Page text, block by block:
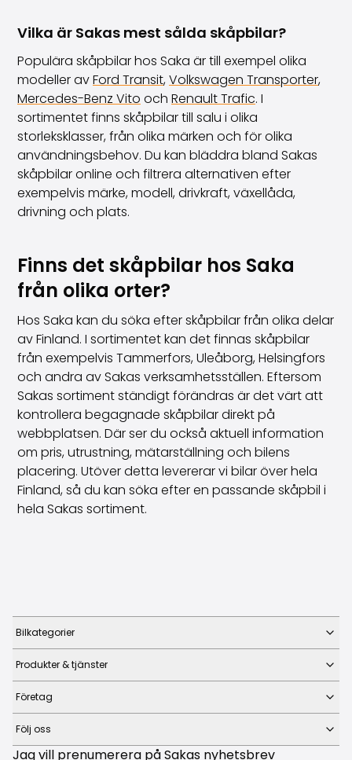
Vilka är Sakas mest sålda skåpbilar?
Populära skåpbilar hos Saka är till exempel olika
modeller avFord Transit,Volkswagen Transporter,
Mercedes-Benz Vito och Renault Trafic. I
sortimentet finns skåpbilar till salu i olika
storleksklasser, från olika märken och för olika
användningsbehov. Du kan bläddra bland Sakas
skåpbilar online och filtrera alternativen efter
exempelvis märke, modell, drivkraft, växellåda,
drivning och plats.
Finns det skåpbilar hos Saka
från olika orter?
Hos Saka kan du söka efter skåpbilar från olika delar
av Finland. I sortimentet kan det finnas skåpbilar
från exempelvis Tammerfors, Uleåborg, Helsingfors
och andra av Sakas verksamhetsställen. Eftersom
Sakas sortiment ständigt förändras är det värt att
kontrollera begagnade skåpbilar direkt på
webbplatsen. Där ser du också aktuell information
om pris, utrustning, mätarställning och bilens
placering. Utöver detta levererar vi bilar över hela
Finland, så du kan söka efter en passande skåpbil i
hela Sakas sortiment.
Bilkategorier
Produkter & tjänster
Företag
Följ oss
Jag vill prenumerera på Sakas nyhetsbrev